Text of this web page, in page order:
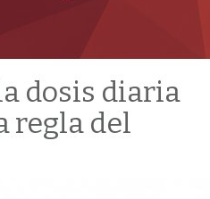
dosis diaria
regla del